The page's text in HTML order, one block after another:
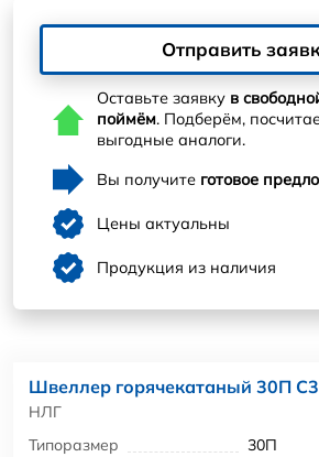
Отправить
Оставьте заявку в
поймём. Подберём,
выгодные аналоги.
Вы получите готовое
Цены актуальны
Продукция из наличия
Швеллер горячекатаный 30П
НЛГ
Типоразмер
30П